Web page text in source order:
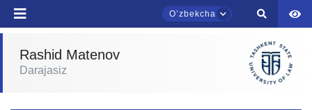
Oʼzbekcha
Rashid Matenov
Darajasiz
TDYU qabul murojaatlari chati